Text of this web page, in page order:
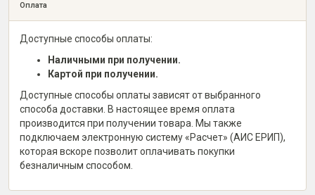
Оплата
Доступные способы оплаты:
Наличными при получении.
Картой при получении.
Доступные способы оплаты зависят от выбранного
способа доставки. В настоящее время оплата
производится при получении товара. Мы также
подключаем электронную систему «Расчет» (АИС ЕРИП),
которая вскоре позволит оплачивать покупки
безналичным способом.